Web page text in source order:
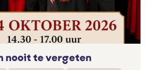
nooit te vergeten